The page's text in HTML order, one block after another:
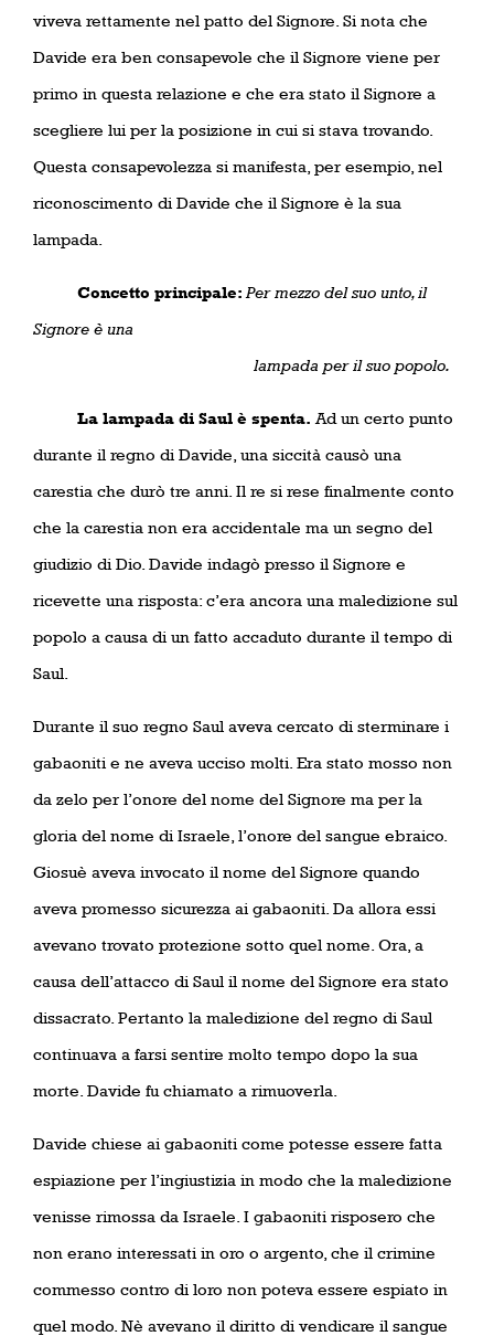
viveva rettamente nel patto del Signore. Si nota che
Davide era ben consapevole che il Signore viene per
primo in questa relazione e che era stato il Signore a
scegliere lui per la posizione in cui si stava trovando.
Questa consapevolezza si manifesta, per esempio, nel
riconoscimento di Davide che il Signore è la sua
lampada.
Concetto principale: Per mezzo del suo unto, il
Signore è una
lampada per il suo popolo.
La lampada di Saul è spenta. Ad un certo punto
durante il regno di Davide, una siccità causò una
carestia che durò tre anni. Il re si rese finalmente conto
che la carestia non era accidentale ma un segno del
giudizio di Dio. Davide indagò presso il Signore e
ricevette una risposta: c’era ancora una maledizione sul
popolo a causa di un fatto accaduto durante il tempo di
Saul.
Durante il suo regno Saul aveva cercato di sterminare i
gabaoniti e ne aveva ucciso molti. Era stato mosso non
da zelo per l’onore del nome del Signore ma per la
gloria del nome di Israele, l’onore del sangue ebraico.
Giosuè aveva invocato il nome del Signore quando
aveva promesso sicurezza ai gabaoniti. Da allora essi
avevano trovato protezione sotto quel nome. Ora, a
causa dell’attacco di Saul il nome del Signore era stato
dissacrato. Pertanto la maledizione del regno di Saul
continuava a farsi sentire molto tempo dopo la sua
morte. Davide fu chiamato a rimuoverla.
Davide chiese ai gabaoniti come potesse essere fatta
espiazione per l’ingiustizia in modo che la maledizione
venisse rimossa da Israele. I gabaoniti risposero che
non erano interessati in oro o argento, che il crimine
commesso contro di loro non poteva essere espiato in
quel modo. Nè avevano il diritto di vendicare il sangue